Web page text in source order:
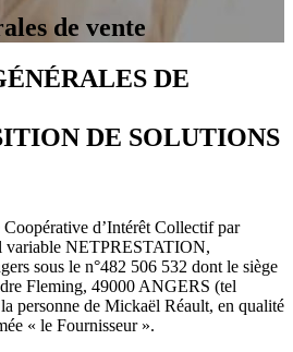
de vente
DE
DE SOLUTIONS
Coopérative d’Intérêt Collectif par
variable NETPRESTATION,
sous le n°482 506 532 dont le siège
Fleming, 49000 ANGERS (tel
personne de Mickaël Réault, en qualité
« le Fournisseur ».